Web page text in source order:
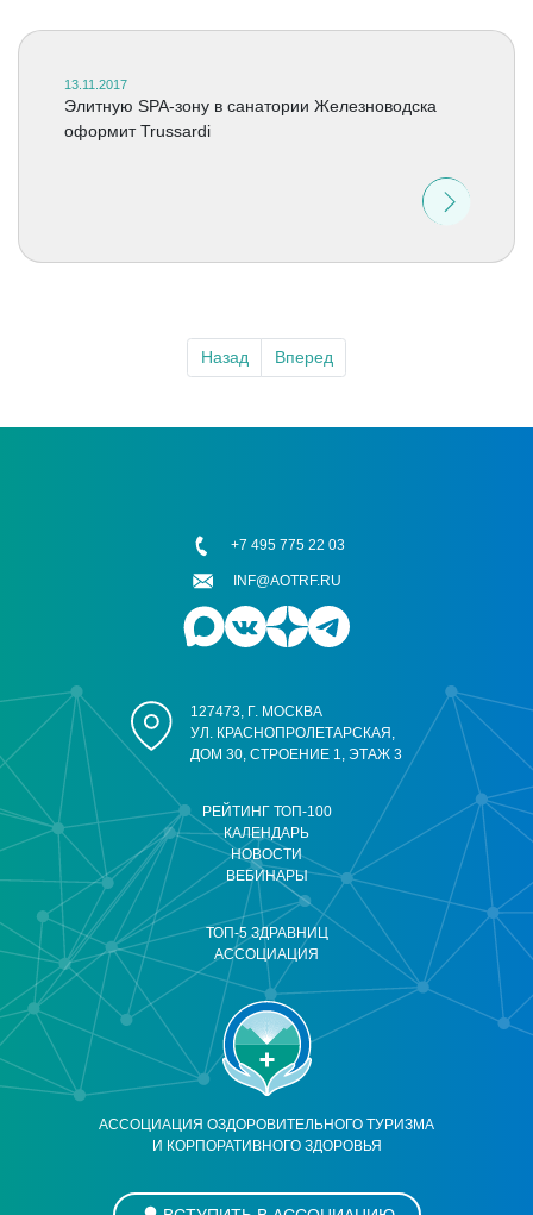
13.11.2017
Элитную SPA-зону в санатории Железноводска
оформит Trussardi
Назад Вперед
АССОЦИАЦИЯ ОЗДОРОВИТЕЛЬНОГО ТУРИЗМА
И КОРПОРАТИВНОГО ЗДОРОВЬЯ
РЕЙТИНГ ТОП-100
КАЛЕНДАРЬ
НОВОСТИ
ВЕБИНАРЫ
ТОП-5 ЗДРАВНИЦ
АССОЦИАЦИЯ
127473, Г. МОСКВА
УЛ. КРАСНОПРОЛЕТАРСКАЯ,
ДОМ 30, СТРОЕНИЕ 1, ЭТАЖ 3
+7 495 775 22 03
INF@AOTRF.RU